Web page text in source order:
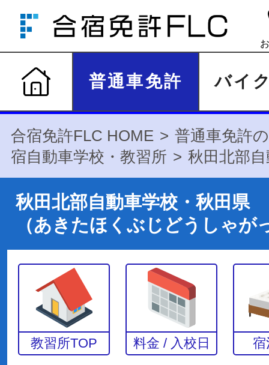
普通車免許 バイ
合宿免許FLC HOME
普通車免許
宿自動車学校・教習所
秋田北部
秋田北部自動車学校・秋田県
（あきたほくぶじどうしゃが
教習所TOP 料金 / 入校日 宿